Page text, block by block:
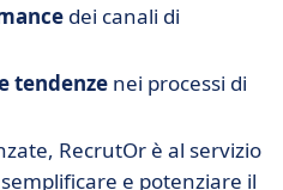
dei canali di
tendenze nei processi di
RecrutOr è al servizio
e potenziare il